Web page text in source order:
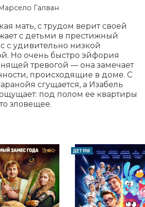
Галван
мать, с трудом верит своей
с детьми в престижный
с удивительно низкой
Но очень быстро эйфория
тревогой — она замечает
происходящие в доме. С
сгущается, а Изабель
ощущает: под полом ее квартиры
зловещее.
ДЕТЯМ